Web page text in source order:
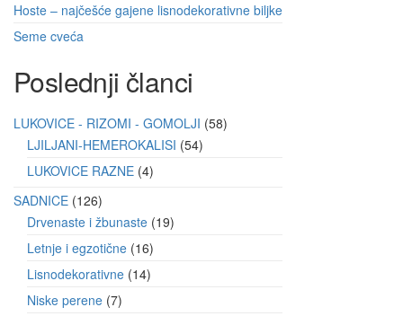
Hoste – najčešće gajene lisnodekorativne biljke
Seme cveća
Poslednji članci
LUKOVICE - RIZOMI - GOMOLJI 58
LJILJANI-HEMEROKALISI 54
LUKOVICE RAZNE 4
SADNICE 126
Drvenaste i žbunaste 19
Letnje i egzotične 16
Lisnodekorativne 14
Niske perene 7